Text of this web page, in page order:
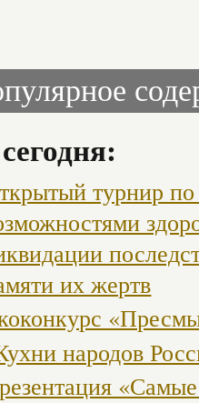
турнир
их жертв
народов